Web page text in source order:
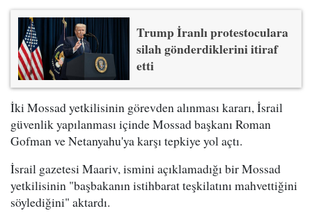
Trump İranlı protestoculara
silah gönderdiklerini itiraf
etti
İki Mossad yetkilisinin görevden alınması kararı, İsrail
güvenlik yapılanması içinde Mossad başkanı Roman
Gofman ve Netanyahu'ya karşı tepkiye yol açtı.
İsrail gazetesi Maariv, ismini açıklamadığı bir Mossad
yetkilisinin "başbakanın istihbarat teşkilatını mahvettiğini
söylediğini" aktardı.